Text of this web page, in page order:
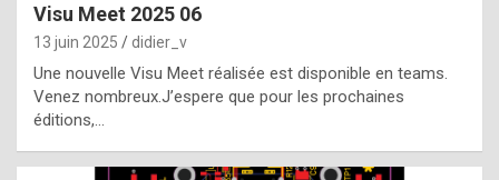
t
t
e
Visu Meet 2025 06
13 juin 2025 didier_v
Une nouvelle Visu Meet réalisée est disponible en teams.
Venez nombreux.J’espere que pour les prochaines
éditions,…